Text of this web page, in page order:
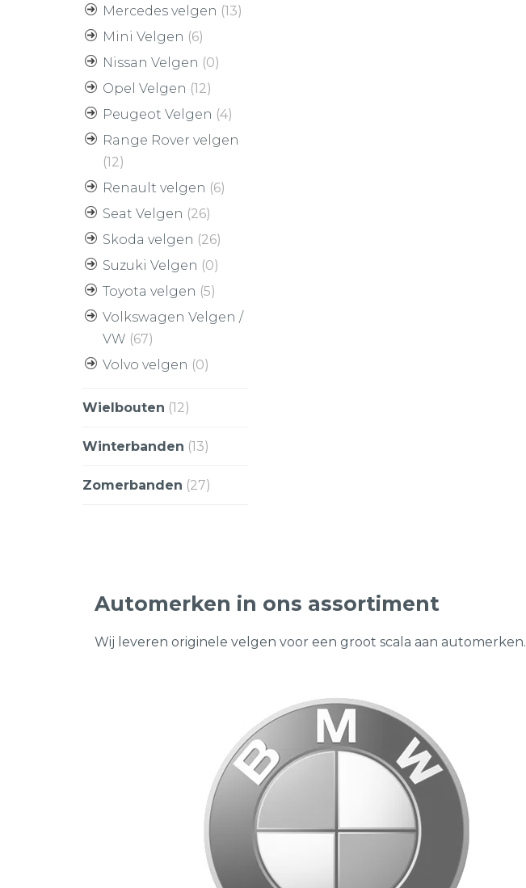
Mercedes velgen (13)
Mini Velgen (6)
Nissan Velgen (0)
Opel Velgen (12)
Peugeot Velgen (4)
Range Rover velgen
(12)
Renault velgen (6)
Seat Velgen (26)
Skoda velgen (26)
Suzuki Velgen (0)
Toyota velgen (5)
Volkswagen Velgen /
VW (67)
Volvo velgen (0)
Wielbouten (12)
Winterbanden (13)
Zomerbanden (27)
Automerken in ons assortiment
Wij leveren originele velgen voor een groot scala aan automerken.